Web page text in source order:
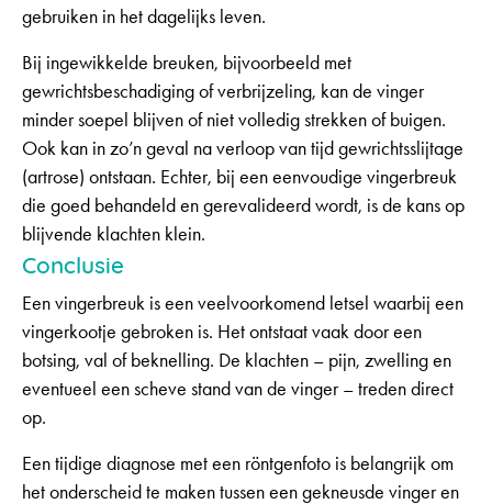
gebruiken in het dagelijks leven.
Bij ingewikkelde breuken, bijvoorbeeld met
gewrichtsbeschadiging of verbrijzeling, kan de vinger
minder soepel blijven of niet volledig strekken of buigen.
Ook kan in zo’n geval na verloop van tijd gewrichtsslijtage
(artrose) ontstaan. Echter, bij een eenvoudige vingerbreuk
die goed behandeld en gerevalideerd wordt, is de kans op
blijvende klachten klein.
Conclusie
Een vingerbreuk is een veelvoorkomend letsel waarbij een
vingerkootje gebroken is. Het ontstaat vaak door een
botsing, val of beknelling. De klachten – pijn, zwelling en
eventueel een scheve stand van de vinger – treden direct
op.
Een tijdige diagnose met een röntgenfoto is belangrijk om
het onderscheid te maken tussen een gekneusde vinger en